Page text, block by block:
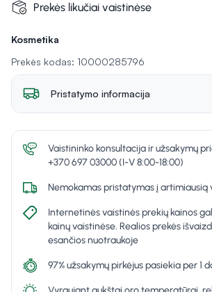
Kosmetika
Prekės kodas: 10000285796
Prekės likučiai vaistinėse
Pristatymo informacija
Vaistininko konsultacija ir užsakymų
+370 697 03000 (I-V 8:00-18:00)
Nemokamas pristatymas į artimiausią
Internetinės vaistinės prekių kainos
kainų vaistinėse. Realios prekės
esančios nuotraukoje
97% užsakymų pirkėjus pasiekia per 1